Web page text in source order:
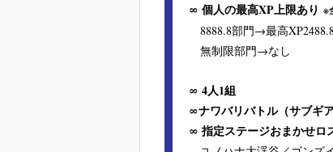
∞ 個人の最高XP上限あり ※
8888.8部門→最高
無制限部門→なし
∞ 4人1組
∞ナワバリバトル（サブギア
∞ 指定ステージおまかせロ